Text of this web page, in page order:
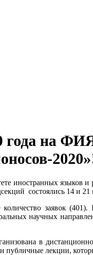
года на
иностранных языков и
состоялись 14 и 21
заявок
научных
в
публичные лекции,